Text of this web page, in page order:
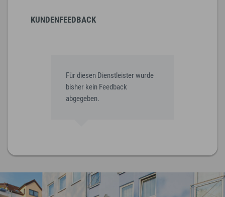
KUNDENFEEDBACK
Für diesen Dienstleister wurde
bisher kein Feedback
abgegeben.